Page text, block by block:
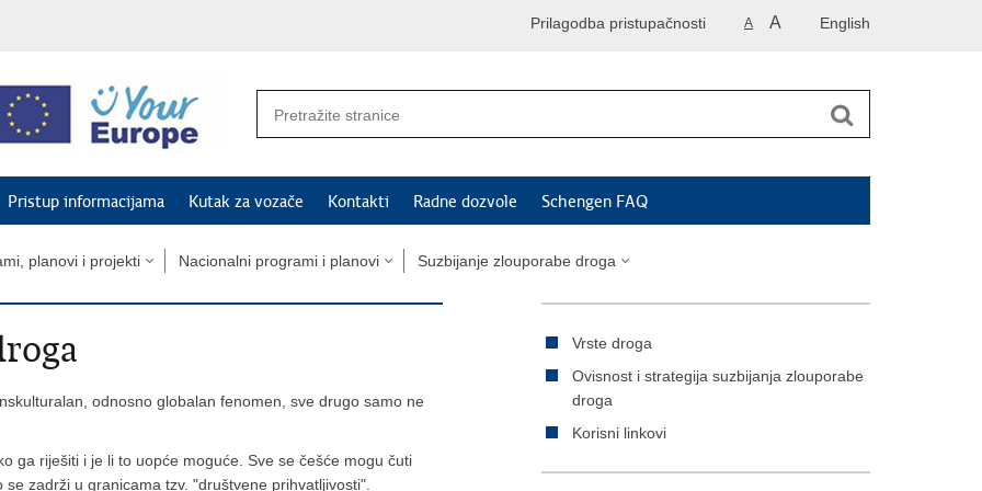
English
A A
Prilagodba pristupačnosti
Pristup informacijama Kutak za vozače Kontakti Radne dozvole Schengen FAQ
planovi i projekti Nacionalni programi i planovi Suzbijanje zlouporabe droga
odnosno globalan fenomen, sve drugo samo ne
ga riješiti i je li to uopće moguće. Sve se češće mogu čuti
zadrži u granicama tzv. "društvene prihvatljivosti".
Vrste droga
Ovisnost i strategija suzbijanja zlouporabe
droga
Korisni linkovi